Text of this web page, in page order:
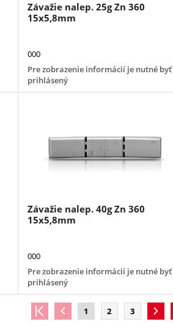
Závažie nalep. 25g Zn 360
15x5,8mm
000
Pre zobrazenie informácií je nutné byť
prihlásený
Závažie nalep. 40g Zn 360
15x5,8mm
000
Pre zobrazenie informácií je nutné byť
prihlásený
1 2 3